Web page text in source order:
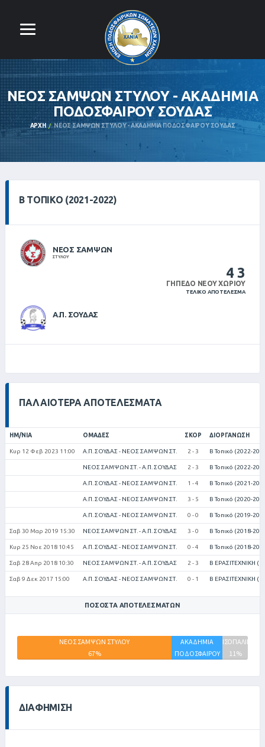
ΝΕΟΣ ΣΑΜΨΩΝ ΣΤΥΛΟΥ - ΑΚΑΔΗΜΙΑ
ΠΟΔΟΣΦΑΙΡΟΥ ΣΟΥΔΑΣ
ΑΡΧΉ ΝΕΟΣ ΣΑΜΨΩΝ ΣΤΥΛΟΥ - ΑΚΑΔΗΜΙΑ ΠΟΔΟΣΦΑΙΡΟΥ ΣΟΥΔΑΣ
Β ΤΟΠΙΚΌ (2021-2022)
ΝΕΟΣ ΣΑΜΨΩΝ
ΣΤΥΛΟΥ
43
ΓΉΠΕΔΟ ΝΈΟΥ ΧΩΡΙΟΎ
ΤΕΛΙΚΌ ΑΠΟΤΈΛΕΣΜΑ
Α.Π. ΣΟΥΔΑΣ
ΠΑΛΑΙΌΤΕΡΑ ΑΠΟΤΕΛΈΣΜΑΤΑ
ΗΜ/ΝΊΑ ΟΜΆΔΕΣ ΣΚΟΡ ΔΙΟΡΓΆΝΩΣΗ
Κυρ 12 Φεβ 2023 11:00 Α.Π. ΣΟΥΔΑΣ - ΝΕΟΣ ΣΑΜΨΩΝ ΣΤ. 2 - 3 Β Τοπικό (2022-
ΝΕΟΣ ΣΑΜΨΩΝ ΣΤ. - Α.Π. ΣΟΥΔΑΣ 2 - 3 Β Τοπικό (2022-
Α.Π. ΣΟΥΔΑΣ - ΝΕΟΣ ΣΑΜΨΩΝ ΣΤ. 1 - 4 Β Τοπικό (2021-
Α.Π. ΣΟΥΔΑΣ - ΝΕΟΣ ΣΑΜΨΩΝ ΣΤ. 3 - 5 Β Τοπικό (2020-
Α.Π. ΣΟΥΔΑΣ - ΝΕΟΣ ΣΑΜΨΩΝ ΣΤ. 0 - 0 Β Τοπικό (2019-
Σαβ 30 Μαρ 2019 15:30 ΝΕΟΣ ΣΑΜΨΩΝ ΣΤ. - Α.Π. ΣΟΥΔΑΣ 3 - 0 Β Τοπικό (2018-
Κυρ 25 Νοε 2018 10:45 Α.Π. ΣΟΥΔΑΣ - ΝΕΟΣ ΣΑΜΨΩΝ ΣΤ. 0 - 4 Β Τοπικό (2018-
Σαβ 28 Απρ 2018 10:30 ΝΕΟΣ ΣΑΜΨΩΝ ΣΤ. - Α.Π. ΣΟΥΔΑΣ 2 - 3 Β ΕΡΑΣΙΤΕΧΝΙΚΗ
Σαβ 9 Δεκ 2017 15:00 Α.Π. ΣΟΥΔΑΣ - ΝΕΟΣ ΣΑΜΨΩΝ ΣΤ. 0 - 1 Β ΕΡΑΣΙΤΕΧΝΙΚΗ
ΠΟΣΟΣΤΆ ΑΠΟΤΕΛΕΣΜΆΤΩΝ
ΝΕΟΣ ΣΑΜΨΩΝ ΣΤΥΛΟΥ
67%
ΑΚΑΔΗΜΙΑ
ΠΟΔΟΣΦΑΙΡΟΥ
22%
ΙΣΟΠΑΛΙΕΣ
11%
ΔΙΑΦΉΜΙΣΗ